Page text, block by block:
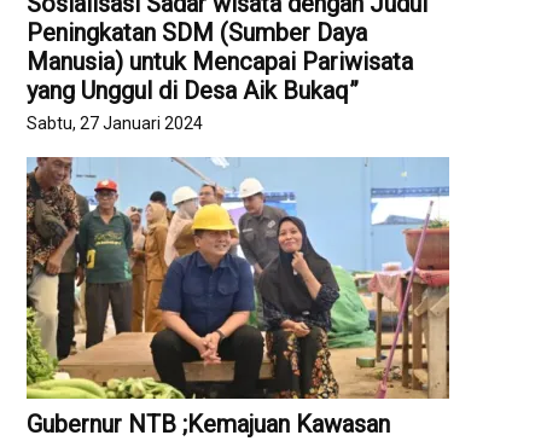
Peningkatan SDM (Sumber Daya
Manusia) untuk Mencapai Pariwisata
yang Unggul di Desa Aik Bukaq”
Sabtu, 27 Januari 2024
Gubernur NTB ;Kemajuan Kawasan